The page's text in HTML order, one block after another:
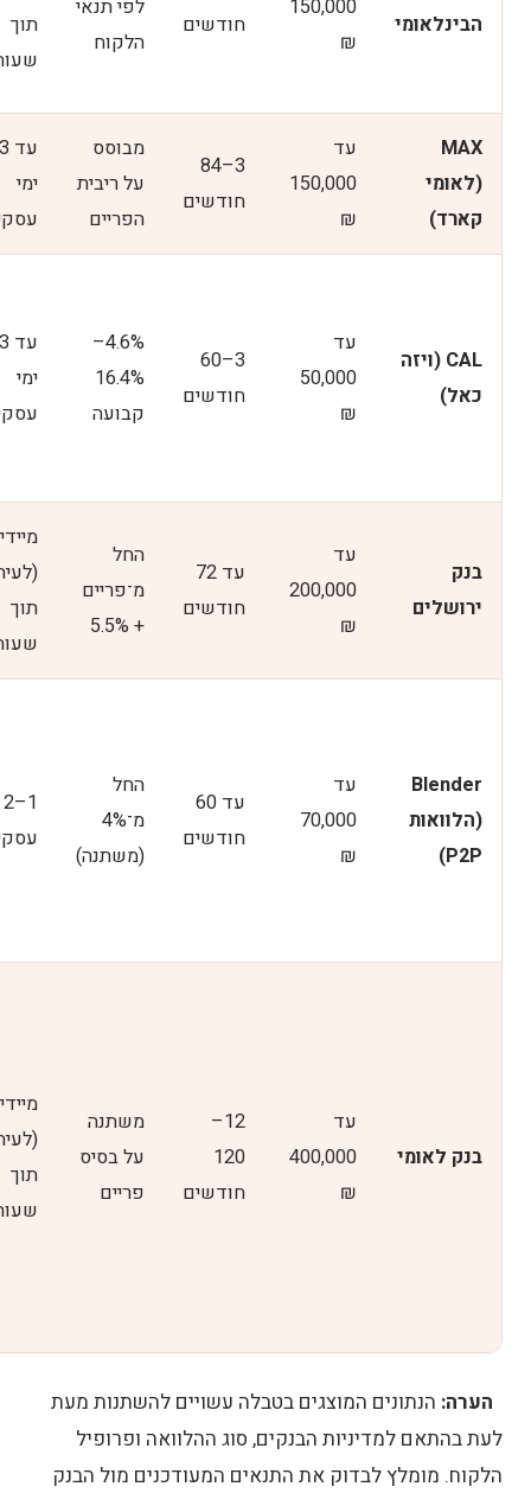
הבינלאומי
150,000
₪
חודשים
לפי תנאי
הלקוח
תוך
MAX
(לאומי
קארד)
עד
150,000
₪
3–84
חודשים
מבוסס
על ריבית
הפריים
עד 3
ימי
CAL (ויזה
כאל)
עד
50,000
₪
3–60
חודשים
4.6%–
16.4%
קבועה
עד 3
ימי
בנק
ירושלים
עד
200,000
₪
עד 72
חודשים
החל
מ־פריים
+ 5.5%
מיידי
תוך
Blender
(הלוואות
P2P)
עד
70,000
₪
עד 60
חודשים
החל
מ־4%
(משתנה)
בנק לאומי
עד
400,000
₪
12–
120
חודשים
משתנה
על בסיס
פריים
מיידי
תוך
הערה: הנתונים המוצגים בטבלה עשויים להשתנות מעת
לעת בהתאם למדיניות הבנקים, סוג ההלוואה ופרופיל
הלקוח. מומלץ לבדוק את התנאים המעודכנים מול הבנק